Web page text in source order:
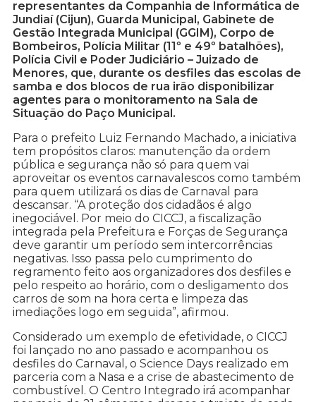
representantes da Companhia de Informática de
Jundiaí (Cijun), Guarda Municipal, Gabinete de
Gestão Integrada Municipal (GGIM), Corpo de
Bombeiros, Polícia Militar (11º e 49º batalhões),
Polícia Civil e Poder Judiciário – Juizado de
Menores, que, durante os desfiles das escolas de
samba e dos blocos de rua irão disponibilizar
agentes para o monitoramento na Sala de
Situação do Paço Municipal.
Para o prefeito Luiz Fernando Machado, a iniciativa
tem propósitos claros: manutenção da ordem
pública e segurança não só para quem vai
aproveitar os eventos carnavalescos como também
para quem utilizará os dias de Carnaval para
descansar. “A proteção dos cidadãos é algo
inegociável. Por meio do CICCJ, a fiscalização
integrada pela Prefeitura e Forças de Segurança
deve garantir um período sem intercorrências
negativas. Isso passa pelo cumprimento do
regramento feito aos organizadores dos desfiles e
pelo respeito ao horário, com o desligamento dos
carros de som na hora certa e limpeza das
imediações logo em seguida”, afirmou.
Considerado um exemplo de efetividade, o CICCJ
foi lançado no ano passado e acompanhou os
desfiles do Carnaval, o Science Days realizado em
parceria com a Nasa e a crise de abastecimento de
combustível. O Centro Integrado irá acompanhar